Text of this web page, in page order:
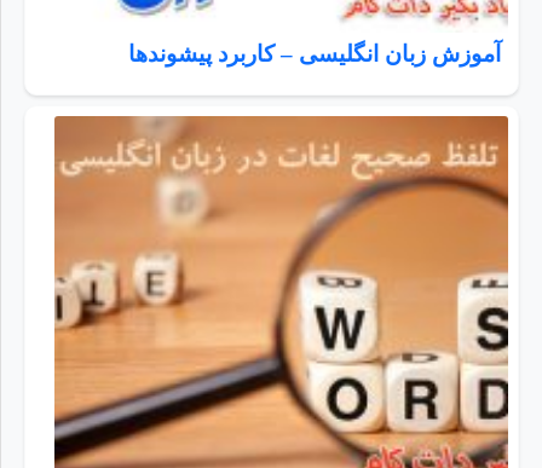
آموزش زبان انگلیسی – کاربرد پیشوندها